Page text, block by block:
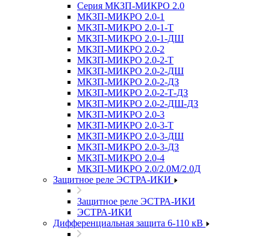
Серия МКЗП-МИКРО 2.0
МКЗП-МИКРО 2.0-1
МКЗП-МИКРО 2.0-1-Т
МКЗП-МИКРО 2.0-1-ДШ
МКЗП-МИКРО 2.0-2
МКЗП-МИКРО 2.0-2-Т
МКЗП-МИКРО 2.0-2-ДШ
МКЗП-МИКРО 2.0-2-ДЗ
МКЗП-МИКРО 2.0-2-Т-ДЗ
МКЗП-МИКРО 2.0-2-ДШ-ДЗ
МКЗП-МИКРО 2.0-3
МКЗП-МИКРО 2.0-3-Т
МКЗП-МИКРО 2.0-3-ДШ
МКЗП-МИКРО 2.0-3-ДЗ
МКЗП-МИКРО 2.0-4
МКЗП-МИКРО 2.0/2.0М/2.0Д
Защитное реле ЭСТРА-ИКИ
Защитное реле ЭСТРА-ИКИ
ЭСТРА-ИКИ
Дифференциальная защита 6-110 кВ